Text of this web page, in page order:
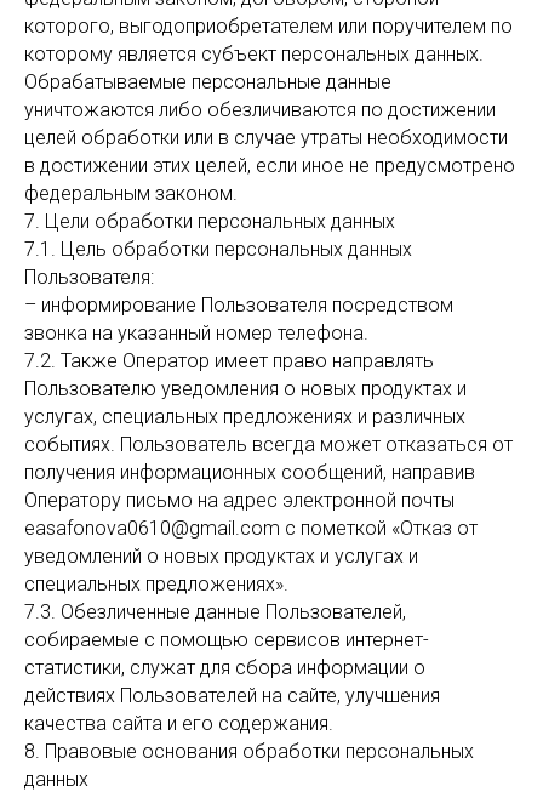
которого, выгодоприобретателем или поручителем по
которому является субъект персональных данных.
Обрабатываемые персональные данные
уничтожаются либо обезличиваются по достижении
целей обработки или в случае утраты необходимости
в достижении этих целей, если иное не предусмотрено
федеральным законом.
7. Цели обработки персональных данных
7.1. Цель обработки персональных данных
Пользователя:
– информирование Пользователя посредством
звонка на указанный номер телефона.
7.2. Также Оператор имеет право направлять
Пользователю уведомления о новых продуктах и
услугах, специальных предложениях и различных
событиях. Пользователь всегда может отказаться от
получения информационных сообщений, направив
Оператору письмо на адрес электронной почты
easafonova0610@gmail.com с пометкой «Отказ от
уведомлений о новых продуктах и услугах и
специальных предложениях».
7.3. Обезличенные данные Пользователей,
собираемые с помощью сервисов интернет-
статистики, служат для сбора информации о
действиях Пользователей на сайте, улучшения
качества сайта и его содержания.
8. Правовые основания обработки персональных
данных